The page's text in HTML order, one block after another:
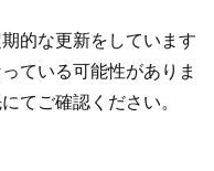
的な更新をしています
ている可能性がありま
てご確認ください。